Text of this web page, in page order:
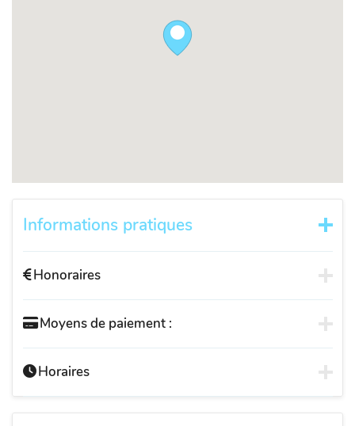
Informations pratiques
Honoraires
Moyens de paiement :
Horaires